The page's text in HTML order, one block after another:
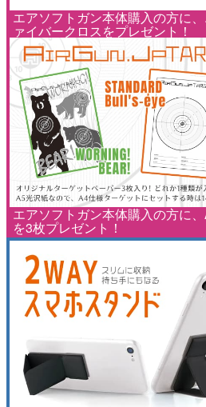
エアソフトガン本体購入の方に
ァイバークロスをプレゼント！
エアソフトガン本体購入の方に
を3枚プレゼント！